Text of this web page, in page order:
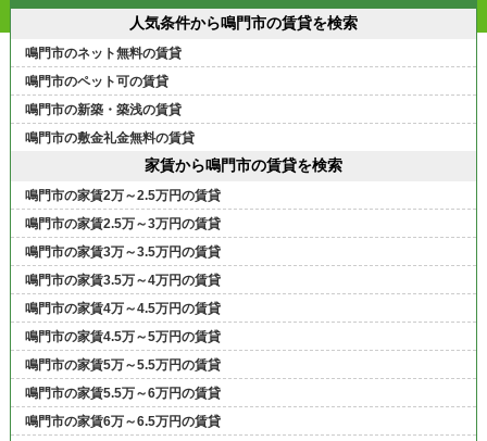
人気条件から鳴門市の賃貸を検索
鳴門市のネット無料の賃貸
鳴門市のペット可の賃貸
鳴門市の新築・築浅の賃貸
鳴門市の敷金礼金無料の賃貸
家賃から鳴門市の賃貸を検索
鳴門市の家賃2万～2.5万円の賃貸
鳴門市の家賃2.5万～3万円の賃貸
鳴門市の家賃3万～3.5万円の賃貸
鳴門市の家賃3.5万～4万円の賃貸
鳴門市の家賃4万～4.5万円の賃貸
鳴門市の家賃4.5万～5万円の賃貸
鳴門市の家賃5万～5.5万円の賃貸
鳴門市の家賃5.5万～6万円の賃貸
鳴門市の家賃6万～6.5万円の賃貸